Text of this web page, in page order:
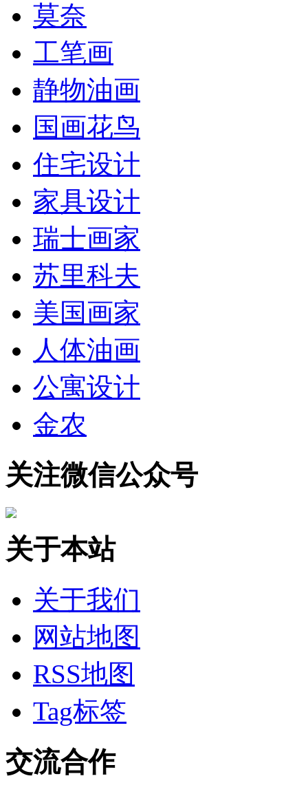
莫奈
工笔画
静物油画
国画花鸟
住宅设计
家具设计
瑞士画家
苏里科夫
美国画家
人体油画
公寓设计
金农
关注微信公众号
关于本站
关于我们
网站地图
RSS地图
Tag标签
交流合作